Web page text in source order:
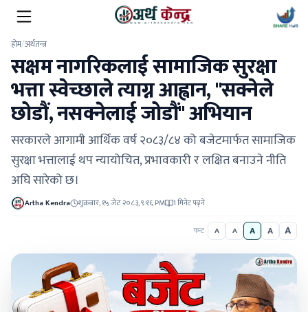
होम/अर्थतन्त्र
सक्षम नागरिकलाई सामाजिक सुरक्षा
भत्ता स्वेच्छाले त्याग्न आह्वान, "सक्नेले
छोडौं, नसक्नेलाई जोडौं" अभियान
सरकारले आगामी आर्थिक वर्ष २०८३/८४ को बजेटमार्फत सामाजिक
सुरक्षा भत्तालाई थप न्यायोचित, प्रभावकारी र लक्षित बनाउने नीति
अघि सारेको छ।
Artha Kendra शुक्रबार, १५ जेठ २०८३, ९:१६ PM 1 मिनेट पढ्ने
फन्ट A A A A A